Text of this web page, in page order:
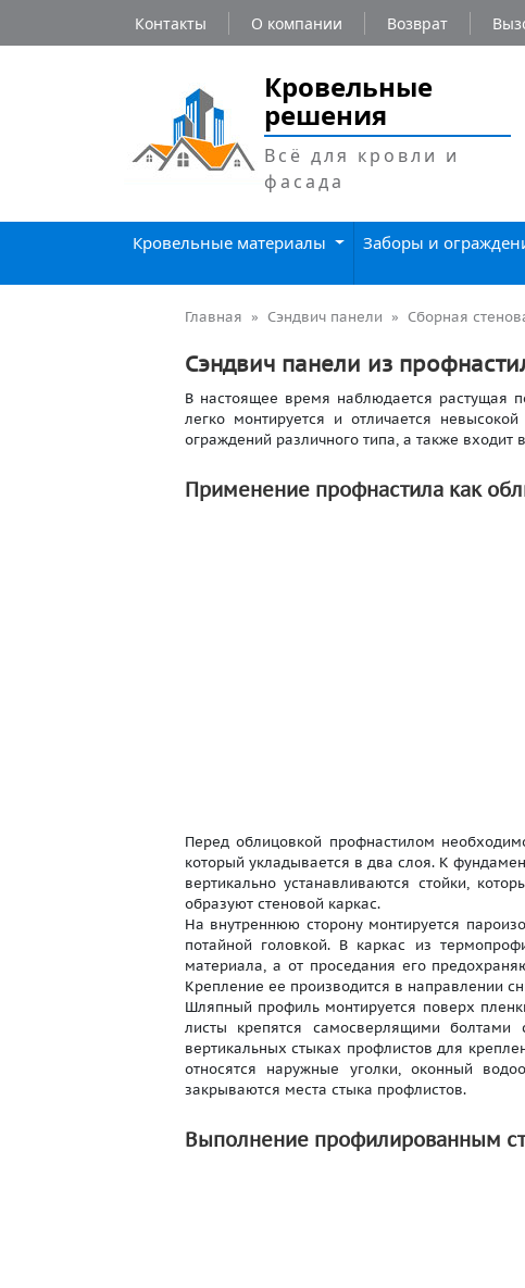
Контакты О компании Возврат
Кровельные
решения
Всё для кровли и
фасада
Кровельные материалы Заборы и
Главная Сэндвич панели Сборная
Сэндвич панели из
В настоящее время наблюдается растущая
легко монтируется и отличается
ограждений различного типа, а также входит
Применение профнастила как
Перед облицовкой профнастилом
который укладывается в два слоя. К
вертикально устанавливаются стойки,
образуют стеновой каркас.
На внутреннюю сторону монтируется
потайной головкой. В каркас из
материала, а от проседания его
Крепление ее производится в направлении
Шляпный профиль монтируется поверх
листы крепятся самосверлящими
вертикальных стыках профлистов для
относятся наружные уголки, оконный
закрываются места стыка профлистов.
Выполнение профилированным